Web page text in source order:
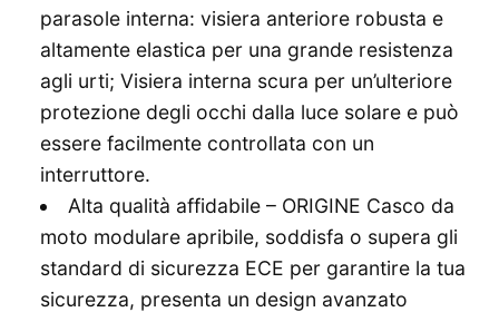
parasole interna: visiera anteriore robusta e
altamente elastica per una grande resistenza
agli urti; Visiera interna scura per un’ulteriore
protezione degli occhi dalla luce solare e può
essere facilmente controllata con un
interruttore.
Alta qualità affidabile – ORIGINE Casco da
moto modulare apribile, soddisfa o supera gli
standard di sicurezza ECE per garantire la tua
sicurezza, presenta un design avanzato